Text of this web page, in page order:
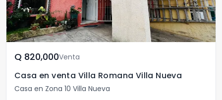
Q	820,000Venta
Casa en venta Villa Romana Villa Nueva
Casa en Zona 10 Villa Nueva